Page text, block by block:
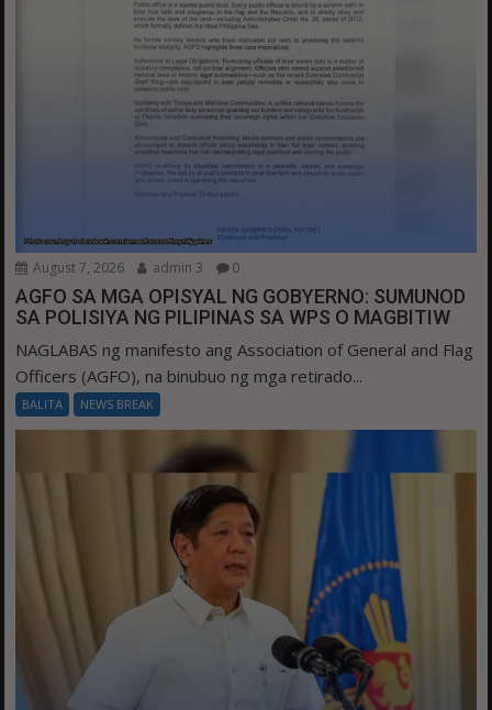
August 7, 2026 admin 3 0
AGFO SA MGA OPISYAL NG GOBYERNO: SUMUNOD
SA POLISIYA NG PILIPINAS SA WPS O MAGBITIW
NAGLABAS ng manifesto ang Association of General and Flag
Officers (AGFO), na binubuo ng mga retirado...
BALITA NEWS BREAK